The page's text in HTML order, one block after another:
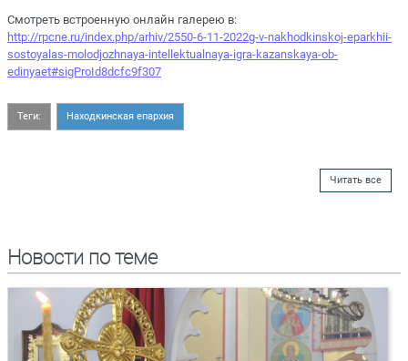
Смотреть встроенную онлайн галерею в:
http://rpcne.ru/index.php/arhiv/2550-6-11-2022g-v-nakhodkinskoj-eparkhii-
sostoyalas-molodjozhnaya-intellektualnaya-igra-kazanskaya-ob-
edinyaet#sigProId8dcfc9f307
Теги: Находкинская епархия
Читать все
Новости по теме